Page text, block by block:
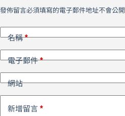
發佈留言必須填寫的電子郵件地址不會公開
名稱*
電子郵件*
網站
新增留言 *